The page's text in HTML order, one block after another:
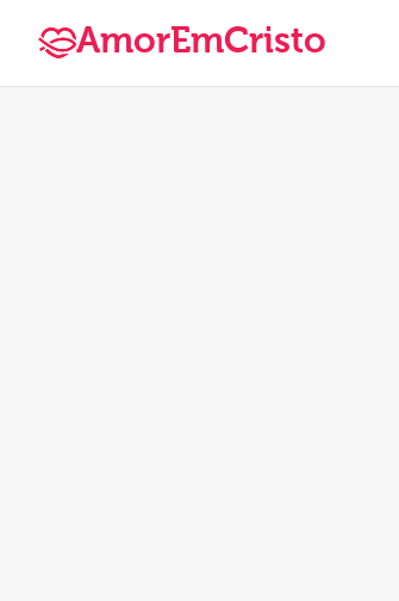
AmorEmCristo